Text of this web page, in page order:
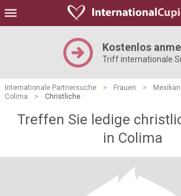
Kostenlos
Triff internationale
Internationale Partnersuche > Frauen >
Colima
> Christliche
Treffen Sie ledige
in Colima